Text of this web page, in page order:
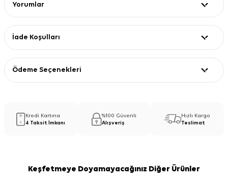
Yorumlar
İade Koşulları
Ödeme Seçenekleri
Kredi Kartına
4 Taksit İmkanı
%100 Güvenli
Alışveriş
Hızlı Kargo
Teslimat
Keşfetmeye Doyamayacağınız Diğer Ürünler